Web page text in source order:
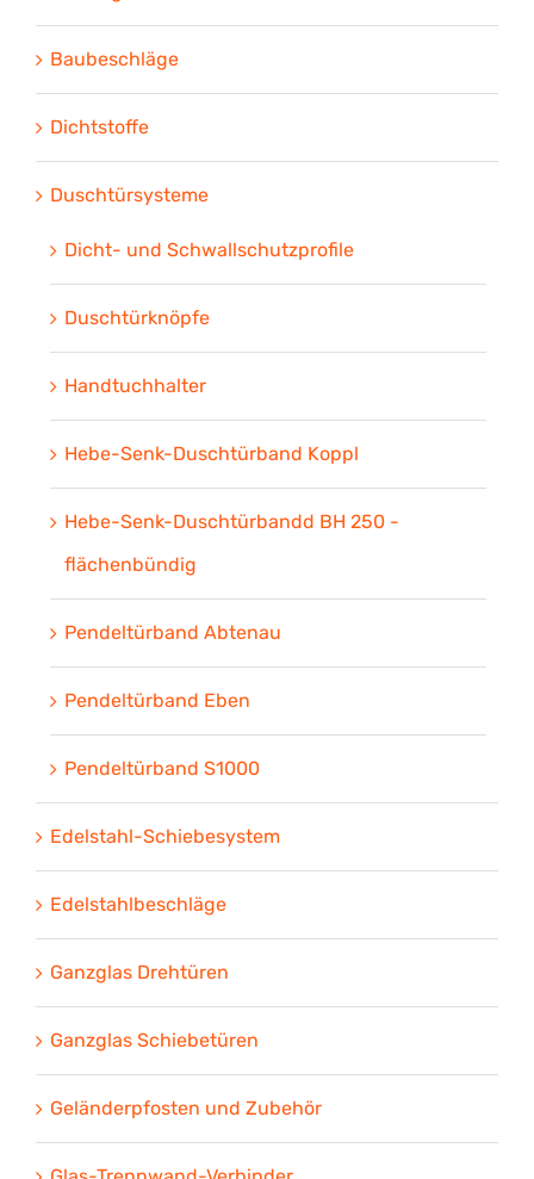
Baubeschläge
Dichtstoffe
Duschtürsysteme
Dicht- und Schwallschutzprofile
Duschtürknöpfe
Handtuchhalter
Hebe-Senk-Duschtürband Koppl
Hebe-Senk-Duschtürbandd BH 250 -
flächenbündig
Pendeltürband Abtenau
Pendeltürband Eben
Pendeltürband S1000
Edelstahl-Schiebesystem
Edelstahlbeschläge
Ganzglas Drehtüren
Ganzglas Schiebetüren
Geländerpfosten und Zubehör